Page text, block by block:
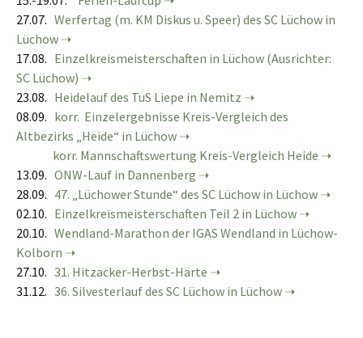
27.07. Werfertag (m. KM Diskus u. Speer) des SC Lüchow in
Lüchow
17.08. Einzelkreismeisterschaften in Lüchow (Ausrichter:
SC Lüchow)
23.08. Heidelauf des TuS Liepe in Nemitz
08.09. korr. Einzelergebnisse Kreis-Vergleich des
Altbezirks „Heide“ in Lüchow
korr. Mannschaftswertung Kreis-Vergleich Heide
13.09. ONW-Lauf in Dannenberg
28.09. 47. „Lüchower Stunde“ des SC Lüchow in Lüchow
02.10. Einzelkreismeisterschaften Teil 2 in Lüchow
20.10. Wendland-Marathon der IGAS Wendland in Lüchow-
Kolborn
27.10. 31. Hitzacker-Herbst-Härte
31.12. 36. Silvesterlauf des SC Lüchow in Lüchow